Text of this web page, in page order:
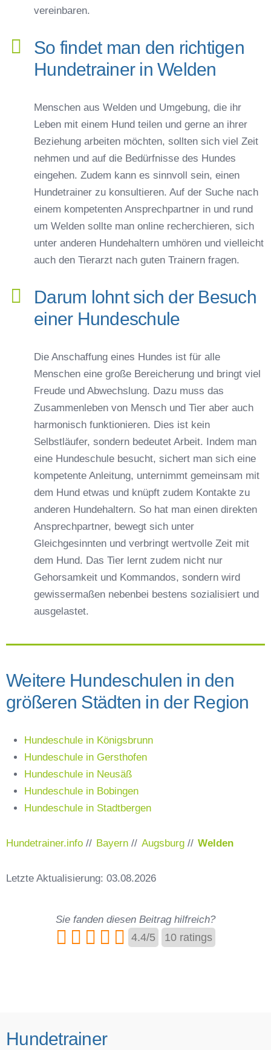
vereinbaren.
So findet man den richtigen
Hundetrainer in Welden
Menschen aus Welden und Umgebung, die ihr
Leben mit einem Hund teilen und gerne an ihrer
Beziehung arbeiten möchten, sollten sich viel Zeit
nehmen und auf die Bedürfnisse des Hundes
eingehen. Zudem kann es sinnvoll sein, einen
Hundetrainer zu konsultieren. Auf der Suche nach
einem kompetenten Ansprechpartner in und rund
um Welden sollte man online recherchieren, sich
unter anderen Hundehaltern umhören und vielleicht
auch den Tierarzt nach guten Trainern fragen.
Darum lohnt sich der Besuch
einer Hundeschule
Die Anschaffung eines Hundes ist für alle
Menschen eine große Bereicherung und bringt viel
Freude und Abwechslung. Dazu muss das
Zusammenleben von Mensch und Tier aber auch
harmonisch funktionieren. Dies ist kein
Selbstläufer, sondern bedeutet Arbeit. Indem man
eine Hundeschule besucht, sichert man sich eine
kompetente Anleitung, unternimmt gemeinsam mit
dem Hund etwas und knüpft zudem Kontakte zu
anderen Hundehaltern. So hat man einen direkten
Ansprechpartner, bewegt sich unter
Gleichgesinnten und verbringt wertvolle Zeit mit
dem Hund. Das Tier lernt zudem nicht nur
Gehorsamkeit und Kommandos, sondern wird
gewissermaßen nebenbei bestens sozialisiert und
ausgelastet.
Weitere Hundeschulen in den
größeren Städten in der Region
Hundeschule in Königsbrunn
Hundeschule in Gersthofen
Hundeschule in Neusäß
Hundeschule in Bobingen
Hundeschule in Stadtbergen
Hundetrainer.info // Bayern // Augsburg // Welden
Letzte Aktualisierung: 03.08.2026
Sie fanden diesen Beitrag hilfreich?
4.4/5 10 ratings
Hundetrainer